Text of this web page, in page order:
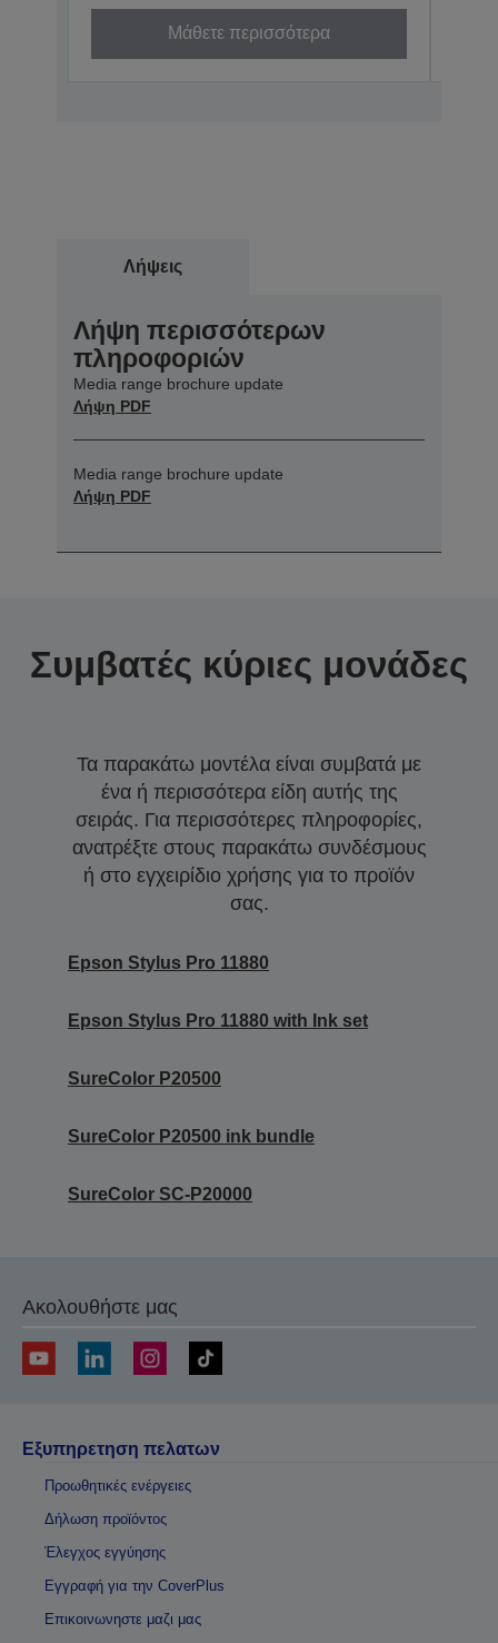
Μάθετε περισσότερα
Λήψεις
Λήψη περισσότερων
πληροφοριών
Media range brochure update
Λήψη PDF
Media range brochure update
Λήψη PDF
Συμβατές κύριες μονάδες
Τα παρακάτω μοντέλα είναι συμβατά με
ένα ή περισσότερα είδη αυτής της
σειράς. Για περισσότερες πληροφορίες,
ανατρέξτε στους παρακάτω συνδέσμους
ή στο εγχειρίδιο χρήσης για το προϊόν
σας.
Epson Stylus Pro 11880
Epson Stylus Pro 11880 with Ink set
SureColor P20500
SureColor P20500 ink bundle
SureColor SC-P20000
Ακολουθήστε μας
Εξυπηρετηση πελατων
Προωθητικές ενέργειες
Δήλωση προϊόντος
Έλεγχος εγγύησης
Εγγραφή για την CoverPlus
Επικοινωνηστε μαζι μας